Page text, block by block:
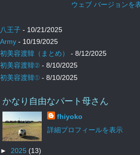
ウェブ バージョンを
八王子 - 10/21/2025
Army - 10/19/2025
初美容渡韓（まとめ）
- 8/12/2025
初美容渡韓② - 8/10/2025
初美容渡韓① - 8/10/2025
かなり自由なパート母さん
fhiyoko
詳細プロフィールを表示
► 2025 (13)